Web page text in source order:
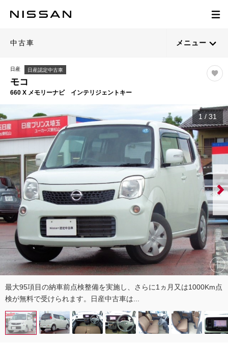
中古車 メニュー
日産 日産認定中古車
モコ
660 X メモリーナビ インテリジェントキー
1/31
最大95項目の納車前点検整備を実施し、さらに1ヵ月又は1000Km点
検が無料で受けられます。日産中古車は...